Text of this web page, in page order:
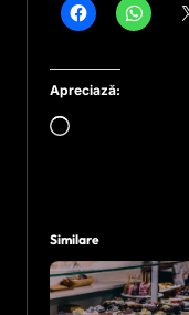
Apreciază:
Încarc...
Similare